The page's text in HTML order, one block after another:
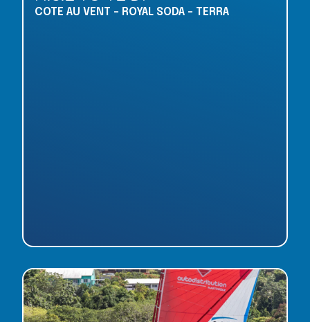
COTE AU VENT - ROYAL SODA - TERRA